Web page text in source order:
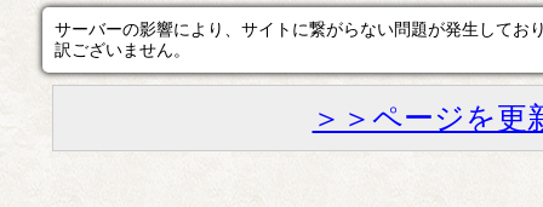
サーバーの影響により、サイトに繋がらない問題が発生してお
訳ございません。
＞＞ページを更